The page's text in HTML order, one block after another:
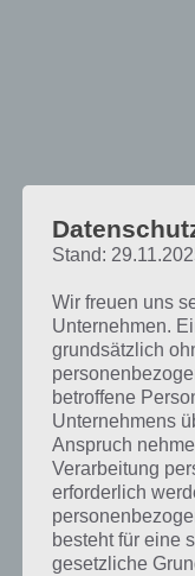
The Top
Fertigkeiten
Stand:
Wir freuen uns
Unternehmen.
grundsätzlich
betroffene
Unternehmens
Anspruch
Verarbeitung
erforderlich
besteht für eine
gesetzliche